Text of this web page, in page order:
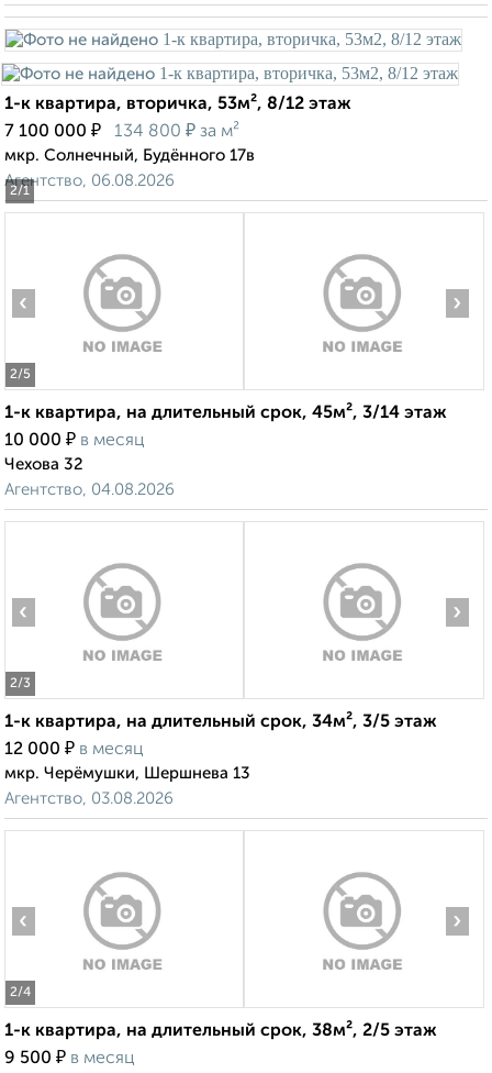
2/1
1-к квартира, вторичка, 53м², 8/12 этаж
7 100 000 ₽ 134 800 ₽ за м²
мкр. Солнечный, Будённого 17в
Агентство, 06.08.2026
2/5
‹ ›
1-к квартира, на длительный срок, 45м², 3/14 этаж
10 000 ₽ в месяц
Чехова 32
Агентство, 04.08.2026
2/3
‹ ›
1-к квартира, на длительный срок, 34м², 3/5 этаж
12 000 ₽ в месяц
мкр. Черёмушки, Шершнева 13
Агентство, 03.08.2026
2/4
‹ ›
1-к квартира, на длительный срок, 38м², 2/5 этаж
9 500 ₽ в месяц